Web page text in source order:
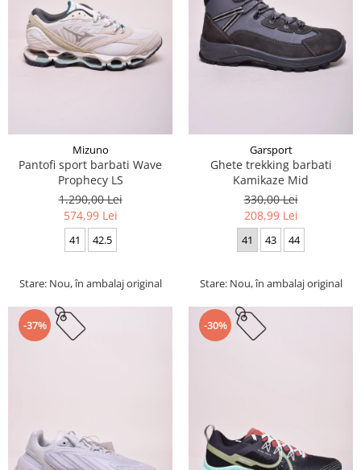
Mizuno
Pantofi sport barbati Wave
Prophecy LS
1.290,00 Lei
574,99 Lei
41 42.5
Stare: Nou, în ambalaj original
Garsport
Ghete trekking barbati
Kamikaze Mid
330,00 Lei
208,99 Lei
41 43 44
Stare: Nou, în ambalaj original
-37% -30%